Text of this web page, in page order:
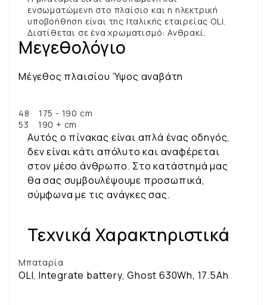
ενσωματώμενη στο πλαίσιο και η ηλεκτρική
υποβοήθηση είναι της Ιταλικής εταιρείας OLI.
Διατίθεται σε ένα χρωματισμό: Ανθρακί.
Μεγεθολόγιο
Μέγεθος πλαισίου Ύψος αναβάτη
48 175 - 190 cm
53 190 + cm
Αυτός ο πίνακας είναι απλά ένας οδηγός,
δεν είναι κάτι απόλυτο και αναφέρεται
στον μέσο άνθρωπο. Στο κατάστημά μας
θα σας συμβουλέψουμε προσωπικά,
σύμφωνα με τις ανάγκες σας.
Τεχνικά Χαρακτηριστικά
Μπαταρία
OLI, Integrate battery, Ghost 630Wh, 17.5Ah